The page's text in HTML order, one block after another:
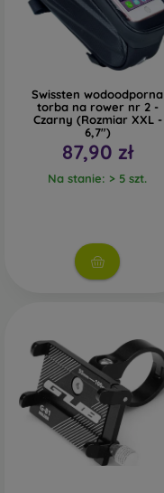
Swissten wodoodporna
torba na rower nr 2 -
Czarny (Rozmiar XXL -
6,7")
87,90 zł
Na stanie: > 5 szt.